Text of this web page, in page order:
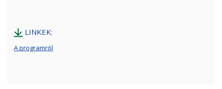
LINKEK:
A programról